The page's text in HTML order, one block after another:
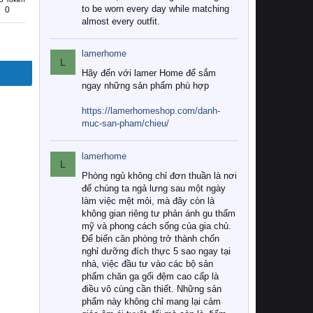
0
to be worn every day while matching
almost every outfit.
L
lamerhome
Hãy đến với lamer Home để sắm
ngay những sản phẩm phù hợp
https://lamerhomeshop.com/danh-
muc-san-pham/chieu/
L
lamerhome
Phòng ngủ không chỉ đơn thuần là nơi
để chúng ta ngả lưng sau một ngày
làm việc mệt mỏi, mà đây còn là
không gian riêng tư phản ánh gu thẩm
mỹ và phong cách sống của gia chủ.
Để biến căn phòng trở thành chốn
nghỉ dưỡng đích thực 5 sao ngay tại
nhà, việc đầu tư vào các bộ sản
phẩm chăn ga gối đệm cao cấp là
điều vô cùng cần thiết. Những sản
phẩm này không chỉ mang lại cảm